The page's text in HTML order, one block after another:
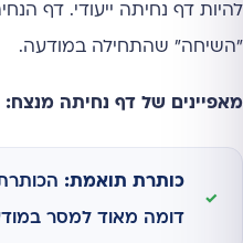
להיות דף נחיתה ייעודי. דף
"השיחה" שהתחילה במודעה.
מאפיינים של דף נחיתה מנצח:
כותרת תואמת:
דומה מאוד למסר